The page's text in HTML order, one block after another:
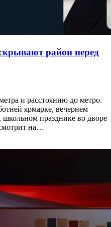
район перед
и расстоянию до метро.
ярмарке, вечернем
празднике во дворе
на…